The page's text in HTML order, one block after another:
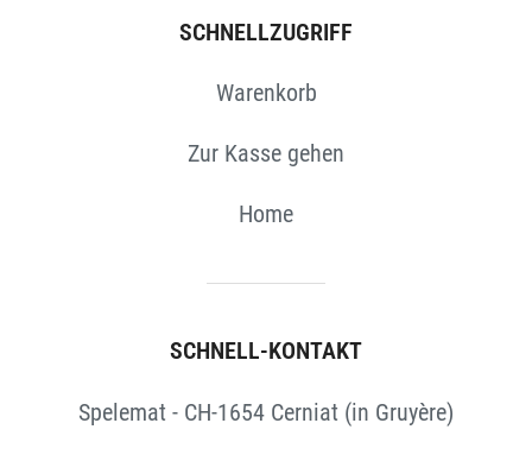
SCHNELLZUGRIFF
Warenkorb
Zur Kasse gehen
Home
SCHNELL-KONTAKT
Spelemat - CH-1654 Cerniat (in Gruyère)